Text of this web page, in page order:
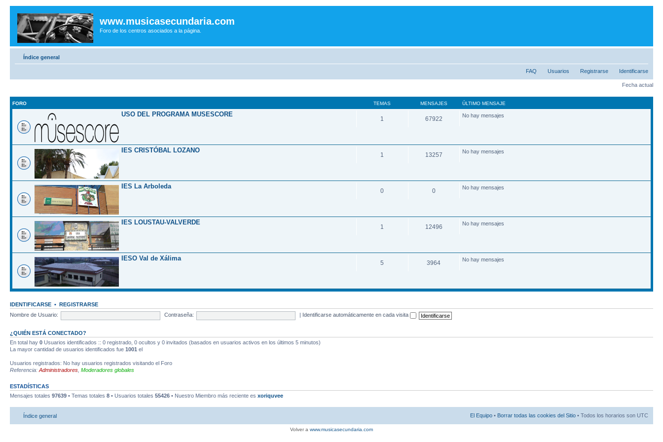
www.musicasecundaria.com
Foro de los centros asociados a la página.
Índice general
FAQ Usuarios Registrarse Identificarse
Fecha actual
FORO TEMAS MENSAJES ÚLTIMO MENSAJE
USO DEL PROGRAMA MUSESCORE
1 67922 No hay mensajes
IES CRISTÓBAL LOZANO
1 13257 No hay mensajes
IES La Arboleda
0 0 No hay mensajes
IES LOUSTAU-VALVERDE
1 12496 No hay mensajes
IESO Val de Xálima
5 3964 No hay mensajes
IDENTIFICARSE • REGISTRARSE
Nombre de Usuario:
Contraseña: Identificarse automáticamente en cada visita
¿QUIÉN ESTÁ CONECTADO?
En total hay 0 Usuarios identificados :: 0 registrado, 0 ocultos y 0 invitados (basados en usuarios activos en los últimos 5 minutos)
La mayor cantidad de usuarios identificados fue 1001 el
Usuarios registrados: No hay usuarios registrados visitando el Foro
Referencia: Administradores Moderadores globales
ESTADÍSTICAS
Mensajes totales 97639 • Temas totales 8 • Usuarios totales 55426 • Nuestro Miembro más reciente es xoriquvee
Índice general El Equipo • Borrar todas las cookies del Sitio • Todos los horarios son UTC
Volver a www.musicasecundaria.com